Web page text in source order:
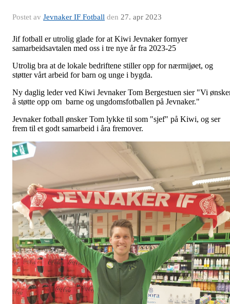
Postet av Jevnaker IF Fotball den 27. apr 2023
Jif fotball er utrolig glade for at Kiwi Jevnaker fornyer
samarbeidsavtalen med oss i tre nye år fra 2023-25
Utrolig bra at de lokale bedriftene stiller opp for nærmijøet, og
støtter vårt arbeid for barn og unge i bygda.
Ny daglig leder ved Kiwi Jevnaker Tom Bergestuen sier "Vi
å støtte opp om barne og ungdomsfotballen på Jevnaker."
Jevnaker fotball ønsker Tom lykke til som "sjef" på Kiwi, og ser
frem til et godt samarbeid i åra fremover.